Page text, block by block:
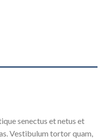
senectus et netus et
Vestibulum tortor quam,